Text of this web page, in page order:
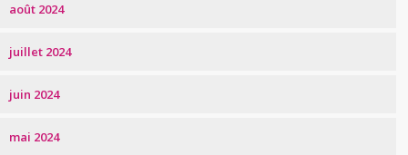
août 2024
juillet 2024
juin 2024
mai 2024